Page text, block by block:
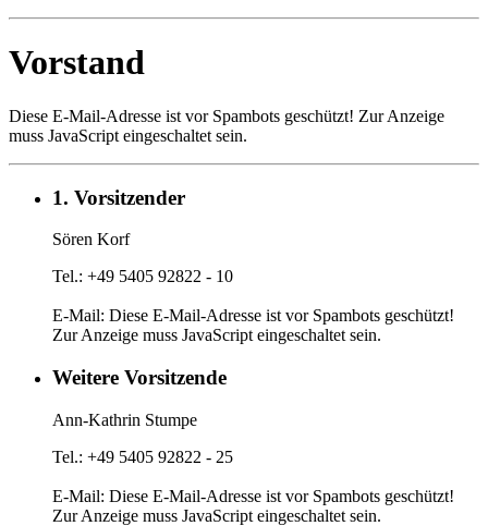
Vorstand
Diese E-Mail-Adresse ist vor Spambots geschützt! Zur Anzeige
muss JavaScript eingeschaltet sein.
1. Vorsitzender
Sören Korf
Tel.: +49 5405 92822 - 10
E-Mail: Diese E-Mail-Adresse ist vor Spambots geschützt!
Zur Anzeige muss JavaScript eingeschaltet sein.
Weitere Vorsitzende
Ann-Kathrin Stumpe
Tel.: +49 5405 92822 - 25
E-Mail: Diese E-Mail-Adresse ist vor Spambots geschützt!
Zur Anzeige muss JavaScript eingeschaltet sein.